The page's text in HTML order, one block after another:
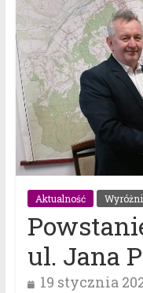
Aktualność
ul. Jana
19 stycznia